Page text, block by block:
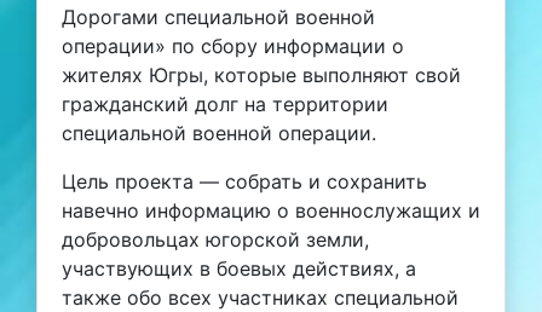
Дорогами специальной военной
операции» по сбору информации о
жителях Югры, которые выполняют свой
гражданский долг на территории
специальной военной операции.
Цель проекта — собрать и сохранить
навечно информацию о военнослужащих и
добровольцах югорской земли,
участвующих в боевых действиях, а
также обо всех участниках специальной